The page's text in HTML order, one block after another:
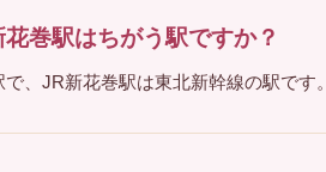
巻駅はちがう駅ですか？
、JR新花巻駅は東北新幹線の駅です。